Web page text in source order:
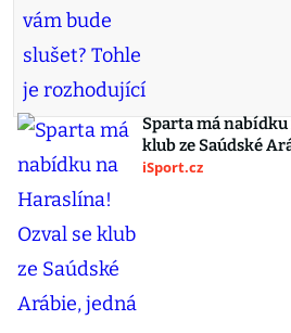
Sparta má nabídku
klub ze Saúdské
iSport.cz